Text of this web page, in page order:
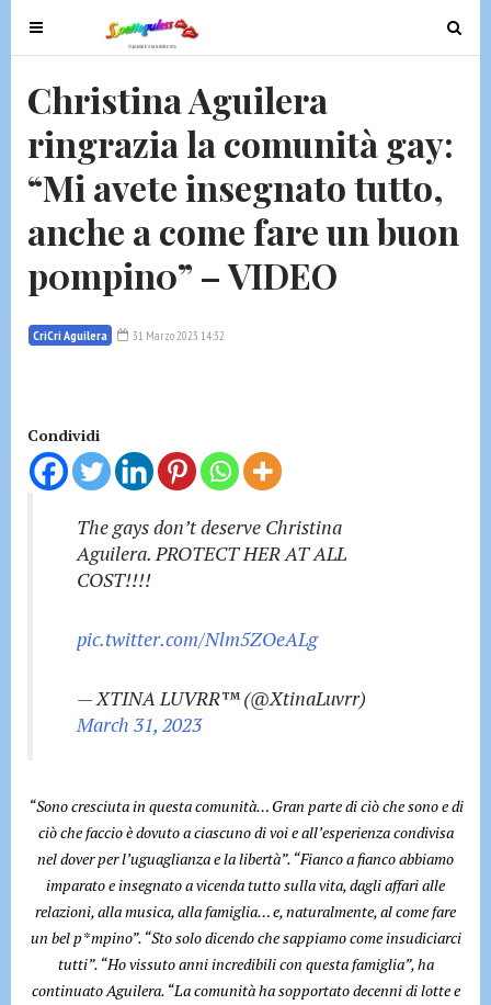
T
o
g
e
n
v
g
t
T
o
e
v
Christina Aguilera
ringrazia la comunità gay:
“Mi avete insegnato tutto,
anche a come fare un buon
p0mpin0” – VIDEO
CriCri Aguilera 31 Marzo 2023 14:32
Condividi
The gays don’t deserve Christina
Aguilera. PROTECT HER AT ALL
COST!!!!
pic.twitter.com/Nlm5ZOeALg
— XTINA LUVRR™️ (@XtinaLuvrr)
March 31, 2023
“Sono cresciuta in questa comunità… Gran parte di ciò che sono e di
ciò che faccio è dovuto a ciascuno di voi e all’esperienza condivisa
nel dover per l’uguaglianza e la libertà”. “Fianco a fianco abbiamo
imparato e insegnato a vicenda tutto sulla vita, dagli affari alle
relazioni, alla musica, alla famiglia… e, naturalmente, al come fare
un bel p*mpino”. “Sto solo dicendo che sappiamo come insudiciarci
tutti”. “Ho vissuto anni incredibili con questa famiglia”, ha
continuato Aguilera. “La comunità ha sopportato decenni di lotte e